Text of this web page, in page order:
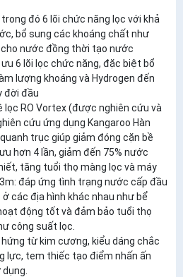
đó 6 lõi chức năng lọc với khả
bổ sung các khoáng chất như
cho nước đồng thời tạo nước
6 lõi lọc chức năng, đặc biệt bổ
lượng khoáng và Hydrogen đến
đời đầu
RO Vortex (được nghiên cứu và
cứu ứng dụng Kangaroo Hàn
trục giúp giảm đóng cặn bề
hơn 4 lần, giảm đến 75% nước
tăng tuổi thọ màng lọc và máy
đáp ứng tình trạng nước cấp đầu
các địa hình khác nhau như bể
động tốt và đảm bảo tuổi thọ
công suất lọc.
từ kim cương, kiểu dáng chắc
lực, tem thiếc tạo điểm nhấn ấn